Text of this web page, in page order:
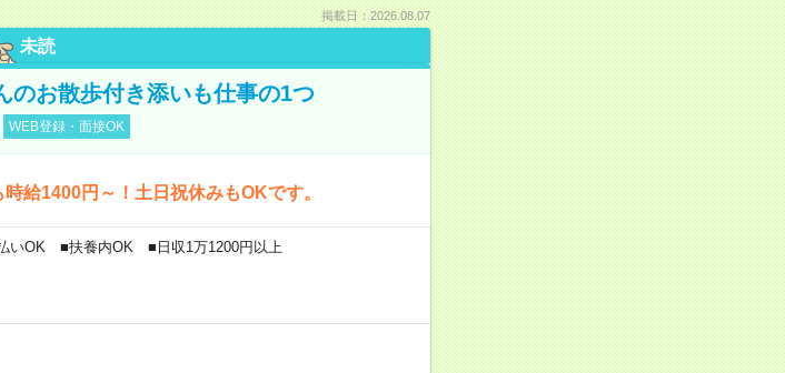
掲載日：2026.08.07
未読
のお散歩付き添いも仕事の1つ
WEB登録・面接OK
給1400円～！土日祝休みもOKです。
いOK ■扶養内OK ■日収1万1200円以上